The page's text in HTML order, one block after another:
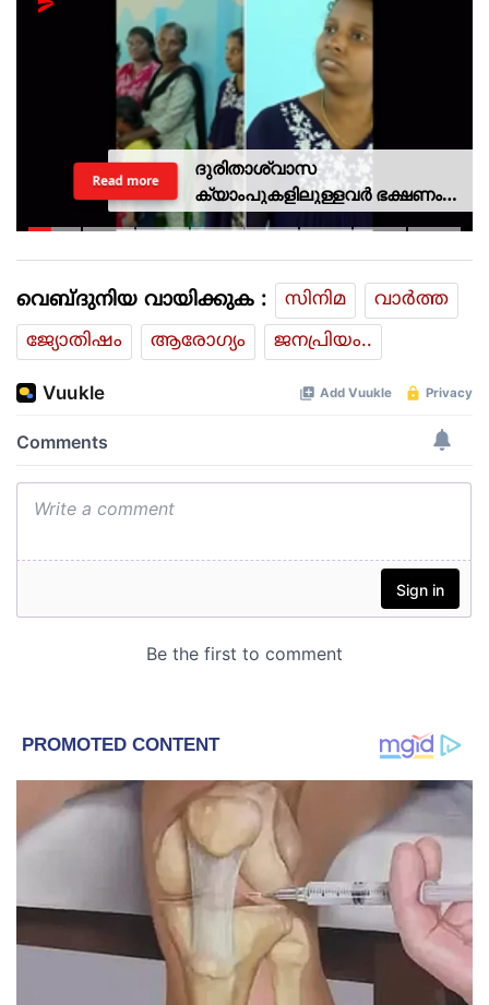
ദുരിതാശ്വാസ
ക്യാംപുകളിലുള്ളവർ ഭക്ഷണം
കഴിക്കുന്നത് സ്വന്തം കാശ്
Read more
വെബ്ദുനിയ വായിക്കുക : സിനിമ
വാര്‍ത്ത
ജ്യോതിഷം
ആരോഗ്യം ജനപ്രിയം..